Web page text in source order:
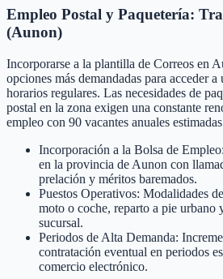
Empleo Postal y Paquetería:
(Aunon)
Incorporarse a la plantilla de Correos en
opciones más demandadas para acceder
horarios regulares. Las necesidades de
postal en la zona exigen una constante
empleo con 90 vacantes anuales
Incorporación a la Bolsa de
en la provincia de Aunon con
prelación y méritos baremados.
Puestos Operativos: Modalidades
moto o coche, reparto a pie urbano
sucursal.
Periodos de Alta Demanda:
contratación eventual en periodos
comercio electrónico.